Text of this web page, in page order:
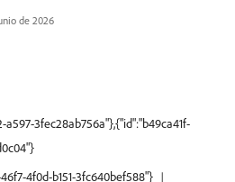
de 2026
3fec28ab756a"},{"id":"b49ca41f-
4f0d-b151-3fc640bef588"}